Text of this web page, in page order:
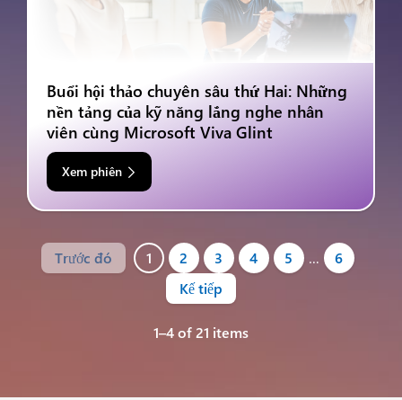
Buổi hội thảo chuyên sâu thứ Hai: Những
nền tảng của kỹ năng lắng nghe nhân
viên cùng Microsoft Viva Glint
Xem phiên
Trước đó 1 2 3 4 5 …
6
Kế tiếp
1–4 of 21 items